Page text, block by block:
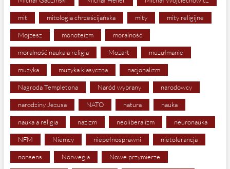
mit mitologia chrześcijańska mity mity religijne
Mojżesz monoteizm moralność
moralność nauka a religia Mozart muzułmanie
muzyka muzyka klasyczna nacjonalizm
Nagroda Templetona Naród wybrany narodowcy
narodziny Jezusa NATO natura nauka
nauka a religia nazizm neoliberalizm neuronauka
NFM Niemcy niepełnosprawni nietolerancja
nonsens Norwegia Nowe przymierze